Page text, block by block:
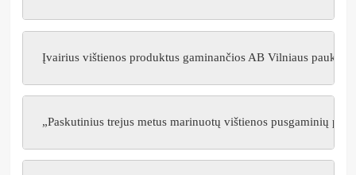
Įvairius vištienos produktus gaminančios AB Vilniaus
„Paskutinius trejus metus marinuotų vištienos pusgaminių